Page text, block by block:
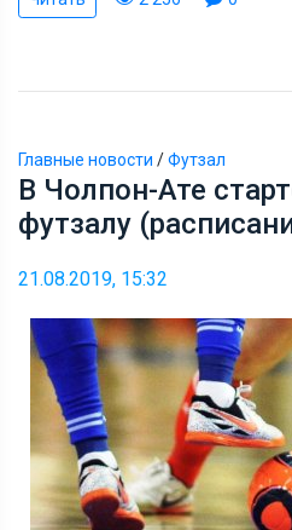
Главные новости /Футзал
В Чолпон-Ате
футзалу
21.08.2019, 15:32